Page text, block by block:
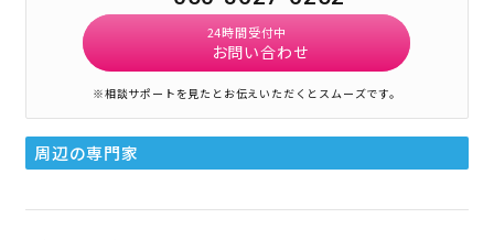
24時間受付中
お問い合わせ
※相談サポートを見たとお伝えいただくとスムーズです。
周辺の専門家